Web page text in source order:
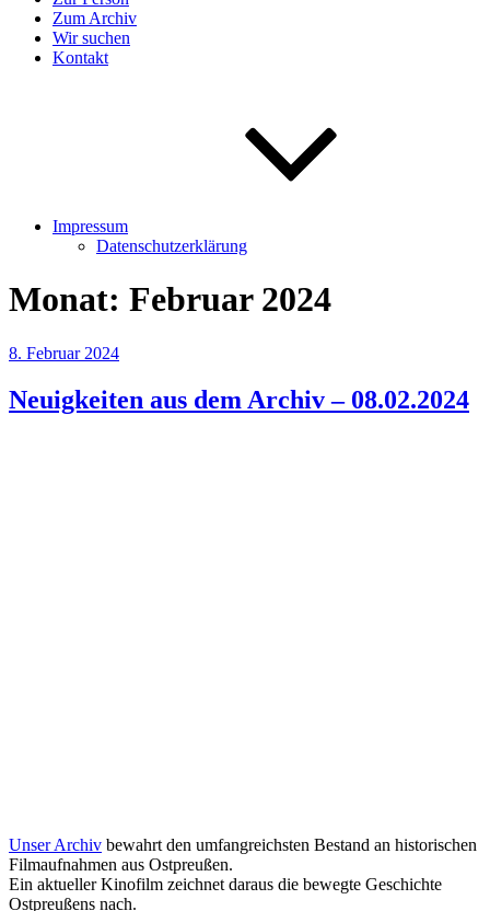
Zum Archiv
Wir suchen
Kontakt
Impressum
Datenschutzerklärung
Monat: Februar 2024
Veröffentlicht
8. Februar 2024
Neuigkeiten aus dem Archiv – 08.02.2024
Unser Archiv bewahrt den umfangreichsten Bestand an historischen
Filmaufnahmen aus Ostpreußen.
Ein aktueller Kinofilm zeichnet daraus die bewegte Geschichte
Ostpreußens nach.